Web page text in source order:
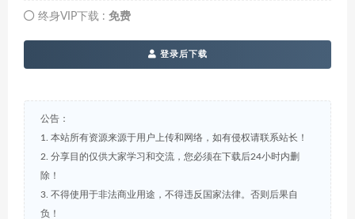
终身VIP下载 : 免费
登录后下载
公告：
1. 本站所有资源来源于用户上传和网络，如有侵权请联系站长！
2. 分享目的仅供大家学习和交流，您必须在下载后24小时内删
除！
3. 不得使用于非法商业用途，不得违反国家法律。否则后果自
负！